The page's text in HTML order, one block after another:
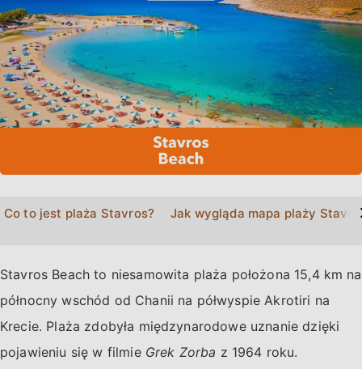
Co to jest plaża Stavros? Jak wygląda mapa plaży
Stavros Beach to niesamowita plaża położona 15,4 km na
północny wschód od Chanii na półwyspie Akrotiri na
Krecie. Plaża zdobyła międzynarodowe uznanie dzięki
pojawieniu się w filmie Grek Zorba z 1964 roku.